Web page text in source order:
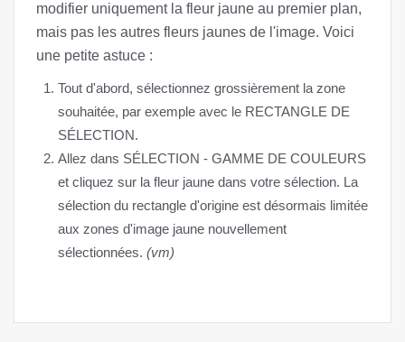
modifier uniquement la fleur jaune au premier plan,
mais pas les autres fleurs jaunes de l'image. Voici
une petite astuce :
Tout d'abord, sélectionnez grossièrement la zone
souhaitée, par exemple avec le RECTANGLE DE
SÉLECTION.
Allez dans SÉLECTION - GAMME DE COULEURS
et cliquez sur la fleur jaune dans votre sélection. La
sélection du rectangle d'origine est désormais limitée
aux zones d'image jaune nouvellement
sélectionnées. (vm)